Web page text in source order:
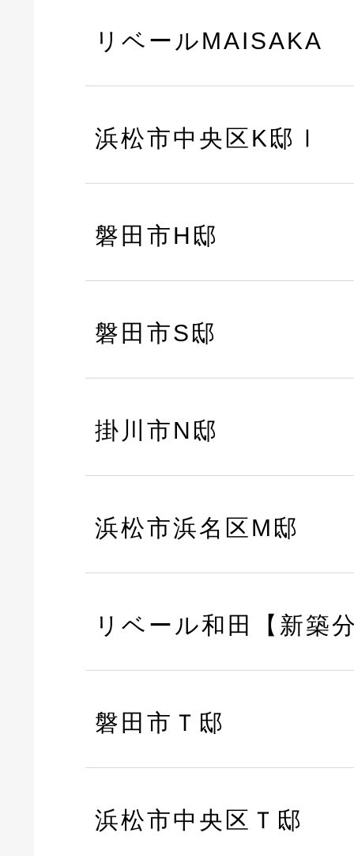
リベールMAISAKA
浜松市中央区K邸Ⅰ
磐田市H邸
磐田市S邸
掛川市N邸
浜松市浜名区M邸
リベール和田【新築
磐田市Ｔ邸
浜松市中央区Ｔ邸